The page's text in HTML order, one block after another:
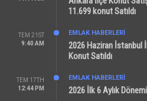
11.699 konut Satıldı
TEM 21ST
9:40 AM
EMLAK HABERLERI
2026 Haziran İstanbul
Konut Satıldı
TEM 17TH
12:44 PM
EMLAK HABERLERI
2026 İlk 6 Aylık